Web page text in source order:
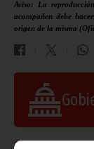
Aviso: La
acompañen debe
origen de la misma